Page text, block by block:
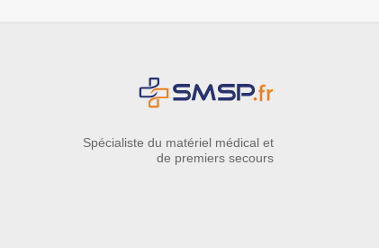
Spécialiste du matériel médical et
de premiers secours